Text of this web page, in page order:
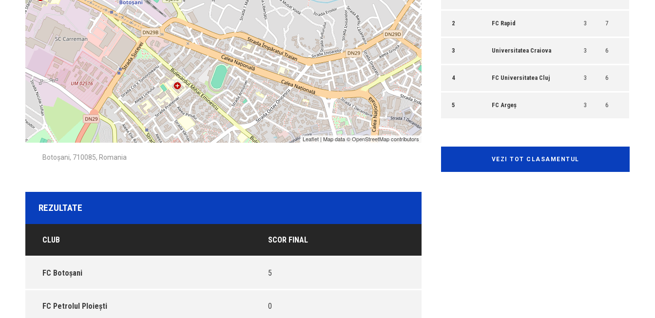
Leaflet | Map data ©OpenStreetMapcontributors
Botoșani, 710085, Romania
REZULTATE
CLUB SCOR FINAL
FC Botoșani 5
FC Petrolul Ploiești 0
2 FC Rapid 3 7
3 Universitatea Craiova 3 6
4 FC Universitatea Cluj 3 6
5 FC Argeș 3 6
VEZI TOT CLASAMENTUL